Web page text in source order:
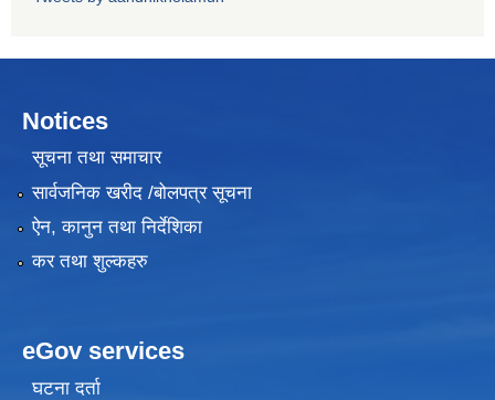
Notices
सूचना तथा समाचार
सार्वजनिक खरीद /बोलपत्र सूचना
ऐन, कानुन तथा निर्देशिका
कर तथा शुल्कहरु
eGov services
घटना दर्ता